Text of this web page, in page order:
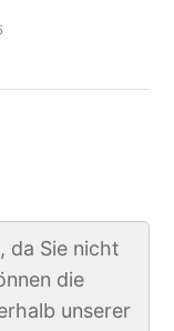
da Sie nicht
die
unserer